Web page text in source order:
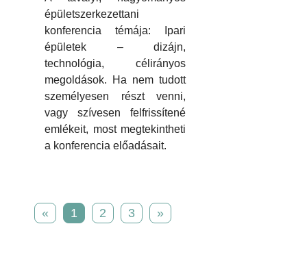
épületszerkezettani
konferencia témája: Ipari
épületek – dizájn,
technológia, célirányos
megoldások. Ha nem tudott
személyesen részt venni,
vagy szívesen felfrissítené
emlékeit, most megtekintheti
a konferencia előadásait.
« 1 2 3 »